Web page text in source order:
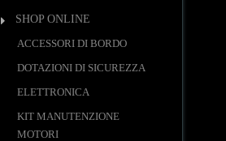
SHOP ONLINE
ACCESSORI DI BORDO
DOTAZIONI DI SICUREZZA
ELETTRONICA
KIT MANUTENZIONE
MOTORI